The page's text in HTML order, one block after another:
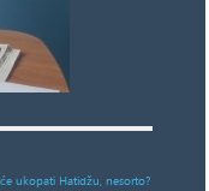
ukopati Hatidžu, nesorto?